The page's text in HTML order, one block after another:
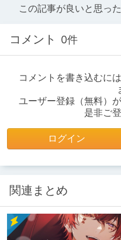
この記事が良いと思っ
コメント 0件
コメントを書き込むに
ユーザー登録（無料）
是非ご
ログイン
関連まとめ